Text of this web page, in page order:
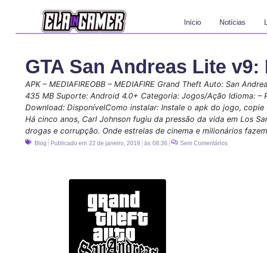
Início Notícias
GTA San Andreas Lite
APK – MEDIAFIREOBB – MEDIAFIRE Grand Theft Auto: San
435 MB Suporte: Android 4.0+ Categoria: Jogos/Ação Idioma:
Download: DisponívelComo instalar: Instale o apk do jogo,
Há cinco anos, Carl Johnson fugiu da pressão da vida em Los
drogas e corrupção. Onde estrelas de cinema e milionários
Blog Publicado em 22 de janeiro, 2018 às 08:36 Sem Comentários